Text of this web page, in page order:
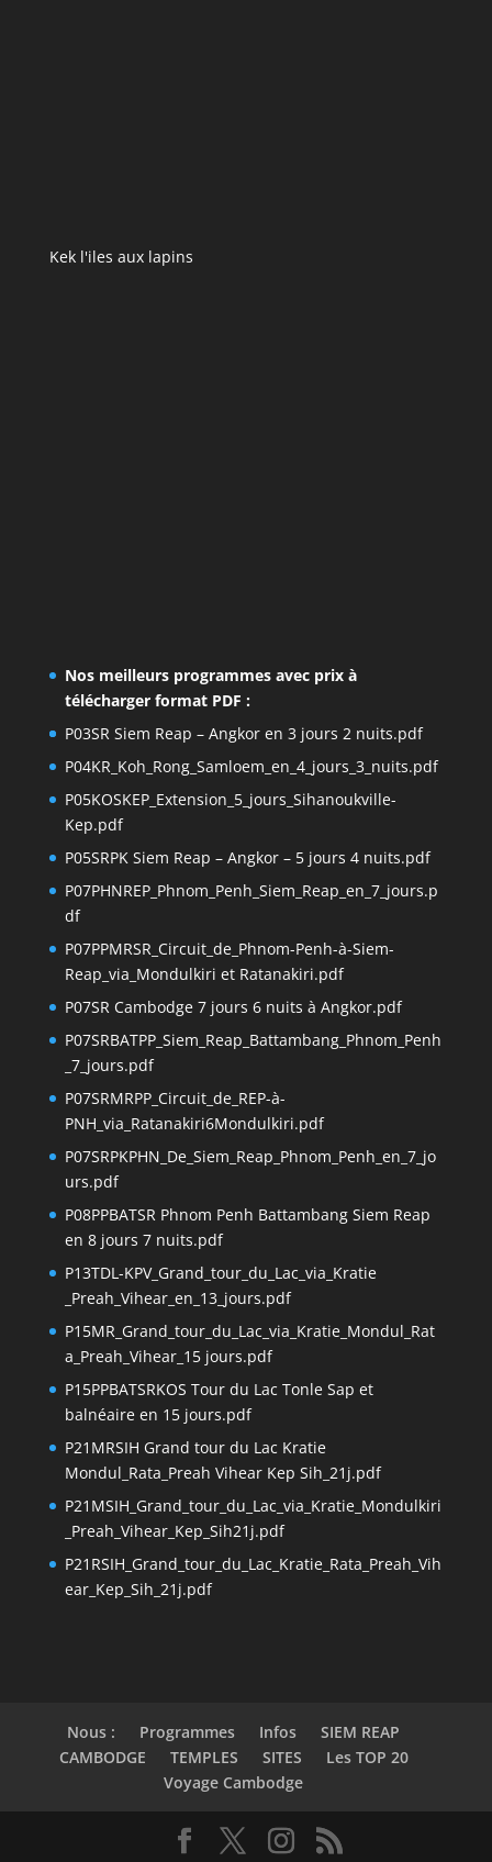
Kek l'iles aux lapins
Nos meilleurs programmes avec prix à
télécharger format PDF :
P03SR Siem Reap – Angkor en 3 jours 2 nuits.pdf
P04KR_Koh_Rong_Samloem_en_4_jours_3_nuits.pdf
P05KOSKEP_Extension_5_jours_Sihanoukville-
Kep.pdf
P05SRPK Siem Reap – Angkor – 5 jours 4 nuits.pdf
P07PHNREP_Phnom_Penh_Siem_Reap_en_7_jours.p
df
P07PPMRSR_Circuit_de_Phnom-Penh-à-Siem-
Reap_via_Mondulkiri et Ratanakiri.pdf
P07SR Cambodge 7 jours 6 nuits à Angkor.pdf
P07SRBATPP_Siem_Reap_Battambang_Phnom_Penh
_7_jours.pdf
P07SRMRPP_Circuit_de_REP-à-
PNH_via_Ratanakiri6Mondulkiri.pdf
P07SRPKPHN_De_Siem_Reap_Phnom_Penh_en_7_jo
urs.pdf
P08PPBATSR Phnom Penh Battambang Siem Reap
en 8 jours 7 nuits.pdf
P13TDL-KPV_Grand_tour_du_Lac_via_Kratie
_Preah_Vihear_en_13_jours.pdf
P15MR_Grand_tour_du_Lac_via_Kratie_Mondul_Rat
a_Preah_Vihear_15 jours.pdf
P15PPBATSRKOS Tour du Lac Tonle Sap et
balnéaire en 15 jours.pdf
P21MRSIH Grand tour du Lac Kratie
Mondul_Rata_Preah Vihear Kep Sih_21j.pdf
P21MSIH_Grand_tour_du_Lac_via_Kratie_Mondulkiri
_Preah_Vihear_Kep_Sih21j.pdf
P21RSIH_Grand_tour_du_Lac_Kratie_Rata_Preah_Vih
ear_Kep_Sih_21j.pdf
Nous : Programmes Infos
SIEM REAP
CAMBODGE
TEMPLES SITES
Les TOP 20
Voyage Cambodge